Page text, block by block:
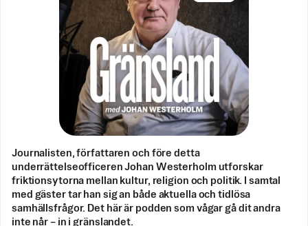
Journalisten, författaren och före detta
underrättelseofficeren Johan Westerholm utforskar
friktionsytorna mellan kultur, religion och politik. I samtal
med gäster tar han sig an både aktuella och tidlösa
samhällsfrågor. Det här är podden som vågar gå dit andra
inte når – in i gränslandet.